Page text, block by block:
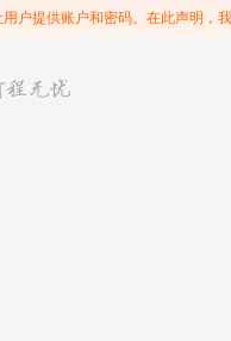
户提供账户和密码。在此声明，